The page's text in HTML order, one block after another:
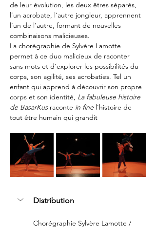
de leur évolution, les deux êtres séparés,
l’un acrobate, l’autre jongleur, apprennent
l’un de l’autre, formant de nouvelles
combinaisons malicieuses.
La chorégraphie de Sylvère Lamotte
permet à ce duo malicieux de raconter
sans mots et d’explorer les possibilités du
corps, son agilité, ses acrobaties. Tel un
enfant qui apprend à découvrir son propre
corps et son identité, La fabuleuse histoire
de BasarKus raconte in fine l’histoire de
tout être humain qui grandit
Distribution
Chorégraphie Sylvère Lamotte /